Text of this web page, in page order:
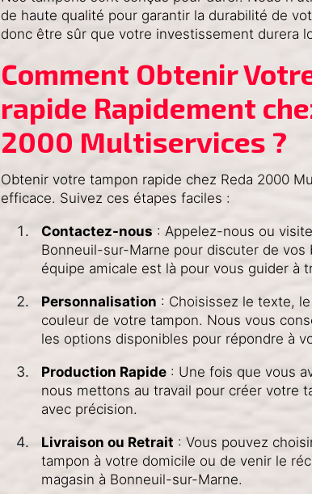
de haute qualité pour garantir la durabilité de
donc être sûr que votre investissement durera
Comment Obtenir
rapide Rapidement
2000 Multiservices ?
Obtenir votre tampon rapide chez Reda 2000
efficace. Suivez ces étapes faciles :
Contactez-nous : Appelez-nous ou
Bonneuil-sur-Marne pour discuter de vos
équipe amicale est là pour vous guider à
Personnalisation : Choisissez le texte,
couleur de votre tampon. Nous vous
les options disponibles pour répondre à
Production Rapide: Une fois que vous
nous mettons au travail pour créer votre
avec précision.
Livraison ou Retrait : Vous pouvez
tampon à votre domicile ou de venir le
magasin à Bonneuil-sur-Marne.